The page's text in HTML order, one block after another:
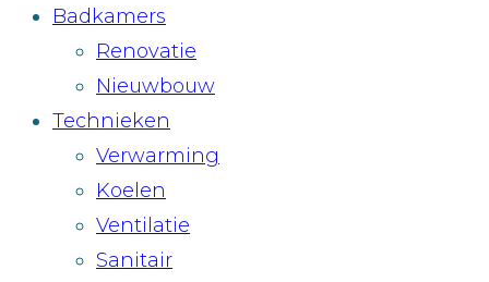
Badkamers
Renovatie
Nieuwbouw
Technieken
Verwarming
Koelen
Ventilatie
Sanitair